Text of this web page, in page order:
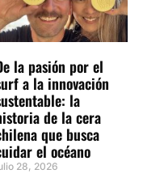
la pasión por el
a la innovación
la
de la cera
que busca
el océano
28, 2026